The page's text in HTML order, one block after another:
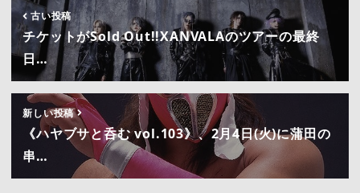
古い投稿
チケットがSold Out!!XANVALAのツアーの最終
日…
新しい投稿
《ハヤブサと呑む vol.103》、2月4日(火)に蒲田の
串…